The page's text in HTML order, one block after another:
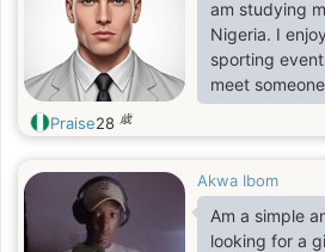
am studying
Nigeria. I
sporting
meet
relationship.
easygoing,
Praise28 歳
Akwa Ibom
Am a simple
looking for a